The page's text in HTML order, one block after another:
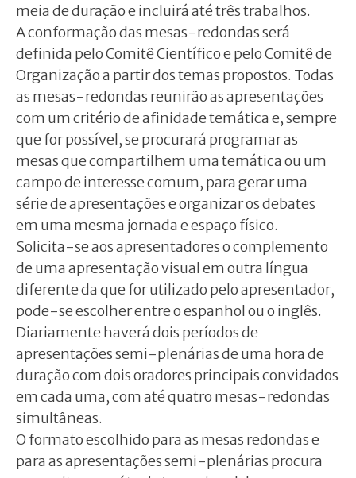
meia de duração e incluirá até três trabalhos.
A conformação das mesas-redondas será
definida pelo Comitê Científico e pelo Comitê de
Organização a partir dos temas propostos. Todas
as mesas-redondas reunirão as apresentações
com um critério de afinidade temática e, sempre
que for possível, se procurará programar as
mesas que compartilhem uma temática ou um
campo de interesse comum, para gerar uma
série de apresentações e organizar os debates
em uma mesma jornada e espaço físico.
Solicita-se aos apresentadores o complemento
de uma apresentação visual em outra língua
diferente da que for utilizado pelo apresentador,
pode-se escolher entre o espanhol ou o inglês.
Diariamente haverá dois períodos de
apresentações semi-plenárias de uma hora de
duração com dois oradores principais convidados
em cada uma, com até quatro mesas-redondas
simultâneas.
O formato escolhido para as mesas redondas e
para as apresentações semi-plenárias procura